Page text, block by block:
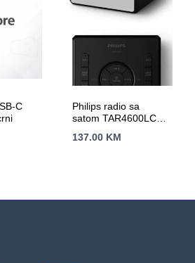
C
Philips radio sa
satom TAR4600LCD
FM/DAB+;USB-C
137.00 KM